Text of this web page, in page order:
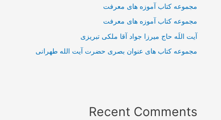
مجموعه کتاب آموزه های معرفت
مجموعه کتاب آموزه های معرفت
آیت اللَه حاج میرزا جواد آقا ملکی تبریزی
مجموعه کتاب های عنوان بصری حضرت آیت الله طهرانی
Recent Comments